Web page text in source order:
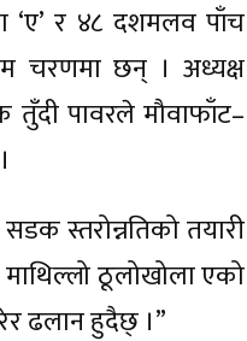
‘ए’ र ४८ दशमलव पाँच
चरणमा छन् । अध्यक्ष
तुँदी पावरले मौवाफाँट–
स्तरोन्नतिको तयारी
ठूलोखोला एको
ढलान हुदैछ् ।”